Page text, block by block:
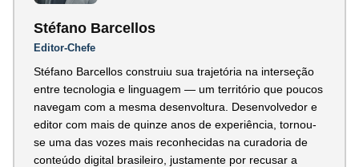
Stéfano Barcellos
Editor-Chefe
Stéfano Barcellos construiu sua trajetória na interseção
entre tecnologia e linguagem — um território que poucos
navegam com a mesma desenvoltura. Desenvolvedor e
editor com mais de quinze anos de experiência, tornou-
se uma das vozes mais reconhecidas na curadoria de
conteúdo digital brasileiro, justamente por recusar a